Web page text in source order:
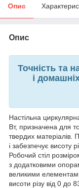
Опис
Опис
Точність та
і
Настільна
Вт, призначена для
твердих
і забезпечує висоту
Робочий стіл
з додатковими
великими
висоти різу від 0 до